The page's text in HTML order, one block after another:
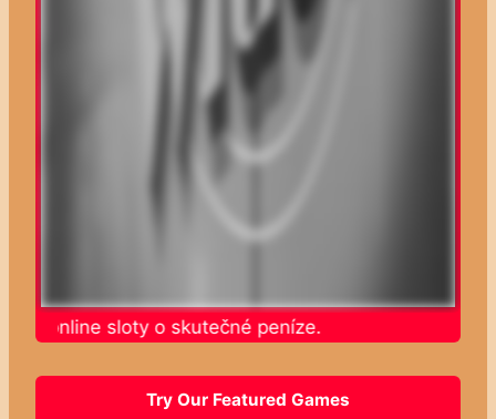
online sloty o skutečné peníze.
Try Our Featured Games